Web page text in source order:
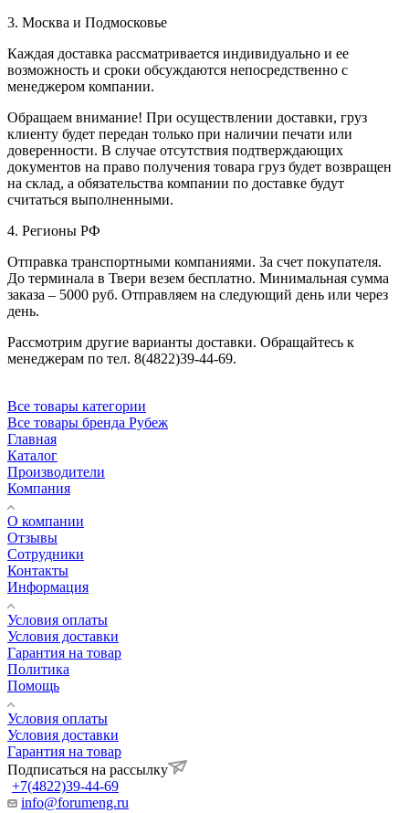
3. Москва и Подмосковье
Каждая доставка рассматривается индивидуально и ее
возможность и сроки обсуждаются непосредственно с
менеджером компании.
Обращаем внимание! При осуществлении доставки, груз
клиенту будет передан только при наличии печати или
доверенности. В случае отсутствия подтверждающих
документов на право получения товара груз будет возвращен
на склад, а обязательства компании по доставке будут
считаться выполненными.
4. Регионы РФ
Отправка транспортными компаниями. За счет покупателя.
До терминала в Твери везем бесплатно. Минимальная сумма
заказа – 5000 руб. Отправляем на следующий день или через
день.
Рассмотрим другие варианты доставки. Обращайтесь к
менеджерам по тел. 8(4822)39-44-69.
Все товары категории
Все товары бренда Рубеж
Главная
Каталог
Производители
Компания
О компании
Отзывы
Сотрудники
Контакты
Информация
Условия оплаты
Условия доставки
Гарантия на товар
Политика
Помощь
Условия оплаты
Условия доставки
Гарантия на товар
Подписаться на рассылку
+7(4822)39-44-69
info@forumeng.ru